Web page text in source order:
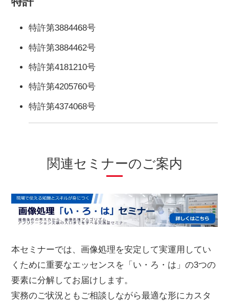
特許第3884468号
特許第3884462号
特許第4181210号
特許第4205760号
特許第4374068号
関連セミナーのご案内
本セミナーでは、画像処理を安定して実運用してい
くために重要なエッセンスを「い・ろ・は」の3つの
要素に分解してお届けします。
実務のご状況ともご相談しながら最適な形にカスタ